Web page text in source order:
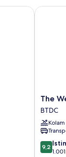
The
Westin
Resort
Nusa
Dua,
Bali
BTDC
The
BTDC
9.2
dari
9,2
The